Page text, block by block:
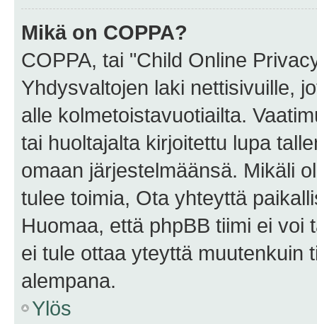
Mikä on COPPA?
COPPA, tai "Child Online
Yhdysvaltojen laki nettisivuille,
alle kolmetoistavuotiailta.
tai huoltajalta kirjoitettu lupa
omaan järjestelmäänsä. Mikäli
tulee toimia, Ota yhteyttä
Huomaa, että phpBB tiimi ei
ei tule ottaa yteyttä muutenkuin
alempana.
Ylös